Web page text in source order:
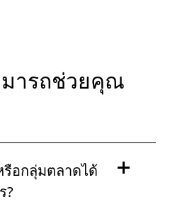
มารถช่วยคุณ
อกลุ่มตลาดได้
?